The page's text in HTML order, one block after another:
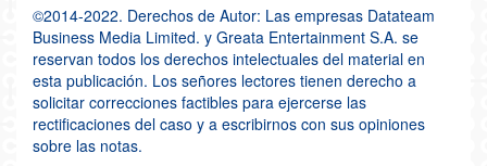
©2014-2022. Derechos de Autor: Las empresas Datateam
Business Media Limited. y Greata Entertainment S.A. se
reservan todos los derechos intelectuales del material en
esta publicación. Los señores lectores tienen derecho a
solicitar correcciones factibles para ejercerse las
rectificaciones del caso y a escribirnos con sus opiniones
sobre las notas.